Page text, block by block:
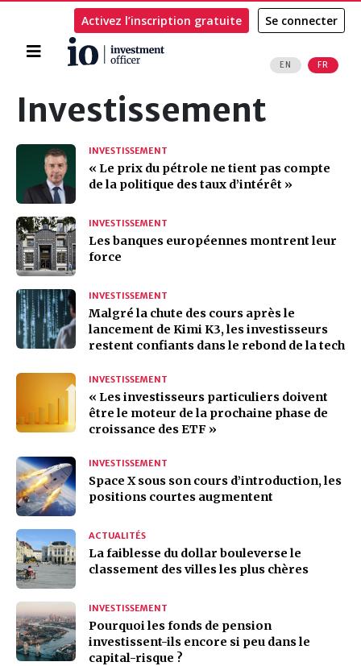
Accueil
EN FR
Activez l’inscription gratuite Se connecter
Investissement
INVESTISSEMENT
« Le prix du pétrole ne tient pas compte
de la politique des taux d’intérêt »
INVESTISSEMENT
Les banques européennes montrent leur
force
INVESTISSEMENT
Malgré la chute des cours après le
lancement de Kimi K3, les investisseurs
restent confiants dans le rebond de la tech
INVESTISSEMENT
« Les investisseurs particuliers doivent
être le moteur de la prochaine phase de
croissance des ETF »
INVESTISSEMENT
Space X sous son cours d’introduction, les
positions courtes augmentent
ACTUALITÉS
La faiblesse du dollar bouleverse le
classement des villes les plus chères
INVESTISSEMENT
Pourquoi les fonds de pension
investissent-ils encore si peu dans le
capital-risque ?